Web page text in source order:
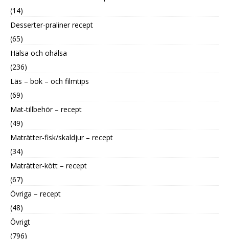
(14)
Desserter-praliner recept
(65)
Hälsa och ohälsa
(236)
Läs – bok – och filmtips
(69)
Mat-tillbehör – recept
(49)
Maträtter-fisk/skaldjur – recept
(34)
Maträtter-kött – recept
(67)
Övriga – recept
(48)
Övrigt
(796)